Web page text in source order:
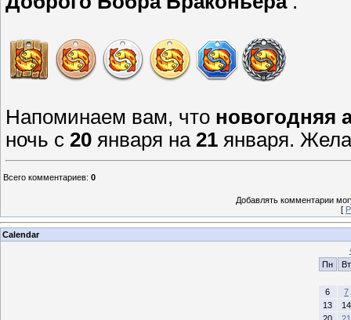
Напоминаем вам, что новогодняя
ночь с 20 января на 21 января.
Всего комментариев: 0
Добавлять комментарии
[
Calendar
Пн
Вт
6
7
13
14